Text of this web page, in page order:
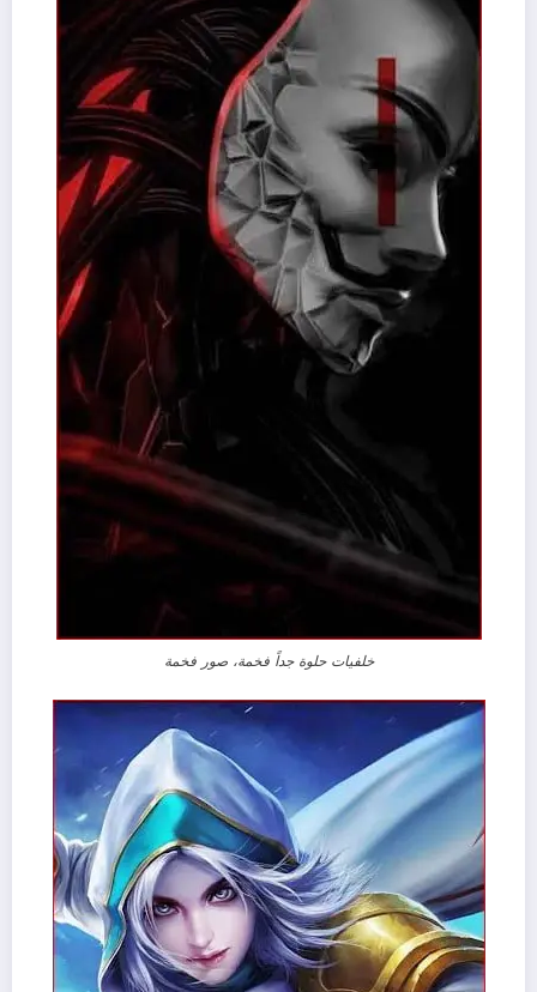
خلفيات حلوة جداً فخمة، صور فخمة